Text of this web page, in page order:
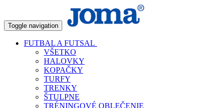
Toggle navigation
FUTBAL A FUTSAL
VŠETKO
HALOVKY
KOPAČKY
TURFY
TRENKY
ŠTULPNE
TRÉNINGOVÉ OBLEČENIE